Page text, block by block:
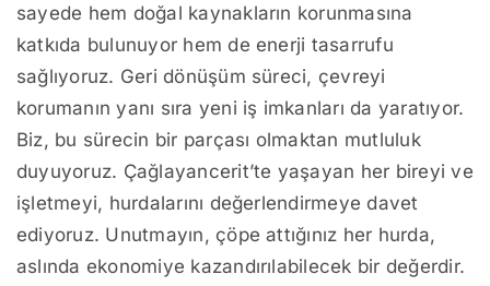
sayede hem doğal kaynakların korunmasına
katkıda bulunuyor hem de enerji tasarrufu
sağlıyoruz. Geri dönüşüm süreci, çevreyi
korumanın yanı sıra yeni iş imkanları da yaratıyor.
Biz, bu sürecin bir parçası olmaktan mutluluk
duyuyoruz. Çağlayancerit’te yaşayan her bireyi ve
işletmeyi, hurdalarını değerlendirmeye davet
ediyoruz. Unutmayın, çöpe attığınız her hurda,
aslında ekonomiye kazandırılabilecek bir değerdir.